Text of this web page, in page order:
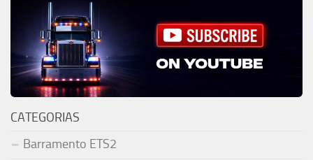
CATEGORIAS
Barramento ETS2